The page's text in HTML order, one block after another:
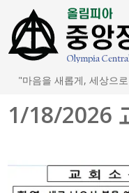
"마음을 새롭게, 세상으
1/18/2026